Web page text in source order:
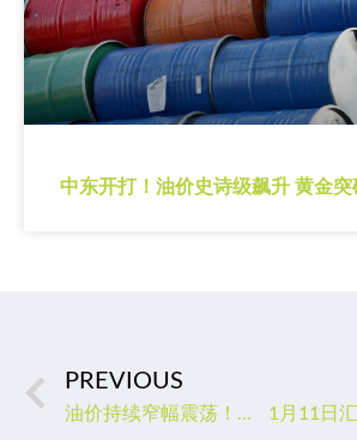
中东开打！油价史诗级飙升 黄金突
PREVIOUS
油价持续窄幅震荡！专家列出2023年多空因素，前景似乎依然可期